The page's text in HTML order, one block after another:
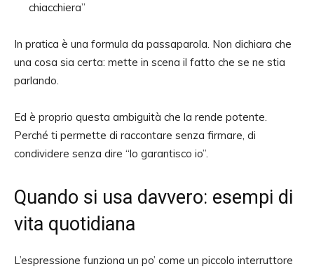
chiacchiera”
In pratica è una formula da passaparola. Non dichiara che
una cosa sia certa: mette in scena il fatto che se ne stia
parlando.
Ed è proprio questa ambiguità che la rende potente.
Perché ti permette di raccontare senza firmare, di
condividere senza dire “lo garantisco io”.
Quando si usa davvero: esempi di
vita quotidiana
L’espressione funziona un po’ come un piccolo interruttore